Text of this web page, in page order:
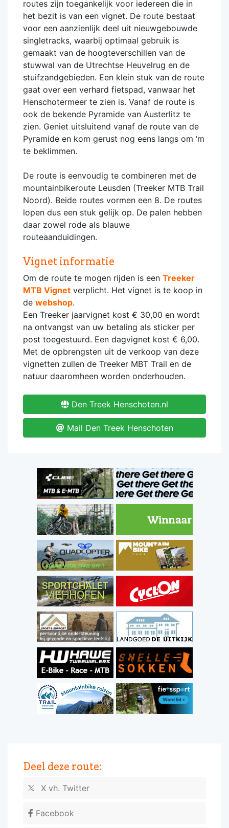
routes zijn toegankelijk voor iedereen die in
het bezit is van een vignet. De route bestaat
voor een aanzienlijk deel uit nieuwgebouwde
singletracks, waarbij optimaal gebruik is
gemaakt van de hoogteverschillen van de
stuwwal van de Utrechtse Heuvelrug en de
stuifzandgebieden. Een klein stuk van de route
gaat over een verhard fietspad, vanwaar het
Henschotermeer te zien is. Vanaf de route is
ook de bekende Pyramide van Austerlitz te
zien. Geniet uitsluitend vanaf de route van de
Pyramide en kom gerust nog eens langs om ‘m
te beklimmen.
De route is eenvoudig te combineren met de
mountainbikeroute Leusden (Treeker MTB Trail
Noord). Beide routes vormen een 8. De routes
lopen dus een stuk gelijk op. De palen hebben
daar zowel rode als blauwe
routeaanduidingen.
Vignet informatie
Om de route te mogen rijden is een Treeker
MTB Vignet verplicht. Het vignet is te koop in
de webshop.
Een Treeker jaarvignet kost € 30,00 en wordt
na ontvangst van uw betaling als sticker per
post toegestuurd. Een dagvignet kost € 6,00.
Met de opbrengsten uit de verkoop van deze
vignetten zullen de Treeker MBT Trail en de
natuur daaromheen worden onderhouden.
Den Treek Henschoten.nl
Mail Den Treek Henschoten
Deel deze route:
X vh. Twitter
Facebook